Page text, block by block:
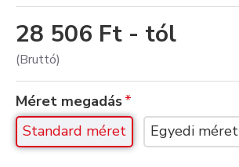
28 506 Ft - tól
(Bruttó)
Méret megadás
Standard méret
Egyedi méret